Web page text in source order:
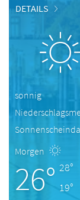
DETAILS
sonnig
Morgen
26° 28°
19°